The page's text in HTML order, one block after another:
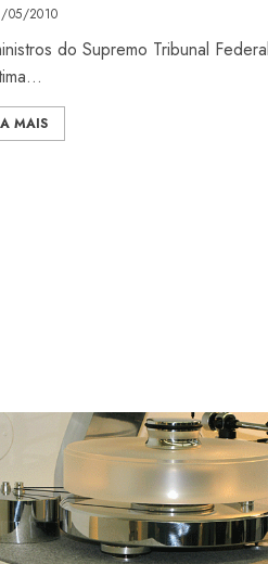
05/2010
do Supremo Tribunal
MAIS